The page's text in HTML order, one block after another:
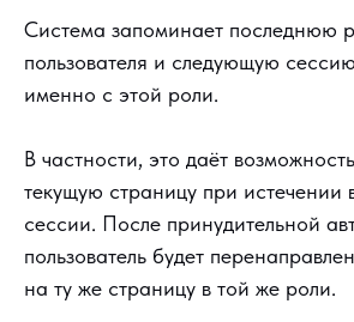
Система запоминает последнюю
пользователя и следующую
именно с этой роли.
В частности, это даёт
текущую страницу при истечении
сессии. После принудительной
пользователь будет
на ту же страницу в той же роли.